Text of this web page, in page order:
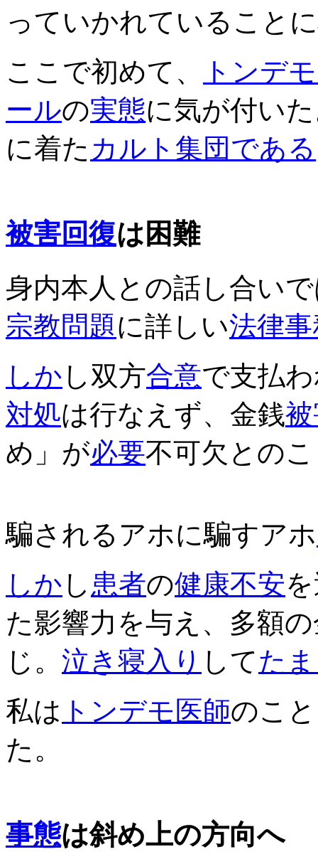
っていかれていること
ここで初めて、
トンデモ
ールの実態に気が付い
に着た カルト集団 である
被害回復は困難
身内本人との話し合い
宗教問題に詳しい法律
しか し双方合意で支払
対処は行なえず、金銭
め」が必要不可欠との
騙されるアホに騙すアホ
しか し 患者の健康不安
た影響力を与え、多額
じ。 泣き寝入り してた
私は トンデモ 医師のこ
た。
事態は斜め上の方向へ